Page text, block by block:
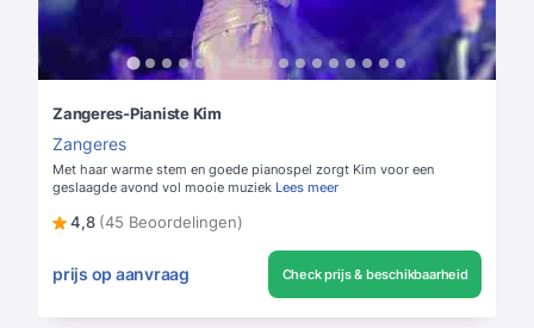
Zangeres-Pianiste Kim
Zangeres
Met haar warme stem en goede pianospel zorgt Kim voor een
geslaagde avond vol mooie muziek Lees meer
4,8 (45 Beoordelingen)
prijs op aanvraag Check prijs & beschikbaarheid